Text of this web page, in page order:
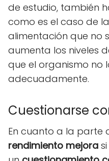
de estudio, también
como es el caso de
alimentación que no
aumenta los niveles
que el organismo no
adecuadamente.
Cuestionarse
En cuanto a la parte
rendimiento mejora